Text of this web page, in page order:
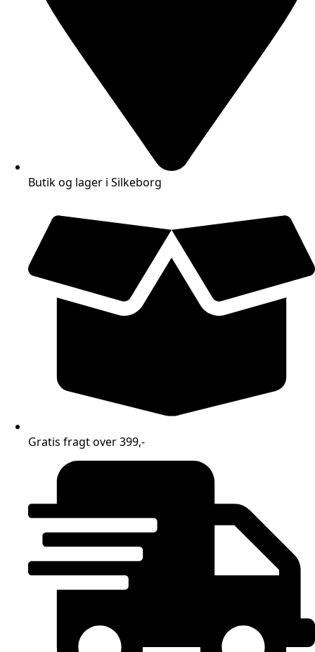
Butik og lager i Silkeborg
Gratis fragt over 399,-